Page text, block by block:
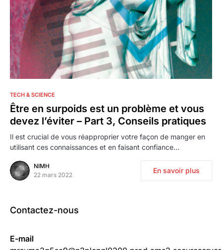
TECH & SCIENCE
Être en surpoids est un problème et vous
devez l’éviter – Part 3, Conseils pratiques
Il est crucial de vous réapproprier votre façon de manger en
utilisant ces connaissances et en faisant confiance…
NIMH
22 mars 2022
En savoir plus
Contactez-nous
E-mail